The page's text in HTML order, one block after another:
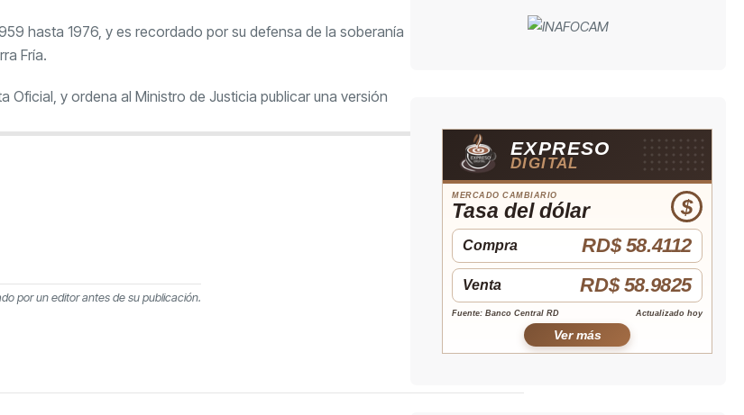
hasta 1976, y es recordado por su defensa de la soberanía
Fría.
Oficial, y ordena al Ministro de Justicia publicar una versión
por un editor antes de su publicación.
EXPRESO
DIGITAL
MERCADO CAMBIARIO
Tasa del dólar $
Compra RD$ 58.4112
Venta RD$ 58.9825
Fuente: Banco Central RD Actualizado hoy
Ver más